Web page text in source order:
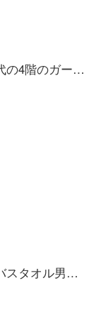
綿の時代の4階のガーゼのバスタオルの綿の家庭用吸水速乾の入浴する乳児の標準の男女の湖緑の90 cm×160 cm（ストレッチサイズ）
ガーゼバスタオル男女吸水速乾大人子供バスタオルタオル綿柔軟家庭用青い貝殻バスタオル